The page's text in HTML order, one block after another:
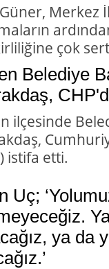
çok
Belediye
ilçesinde
istifa etti.
Uç;
ya da